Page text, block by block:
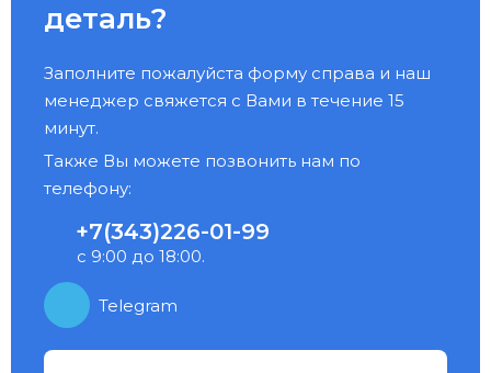
деталь?
Заполните пожалуйста форму справа и наш
менеджер свяжется с Вами в течение 15
минут.
Также Вы можете позвонить нам по
телефону:
+7(343)226-01-99
с 9:00 до 18:00.
Telegram